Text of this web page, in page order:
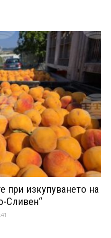
при изкупуването на
Сливен“